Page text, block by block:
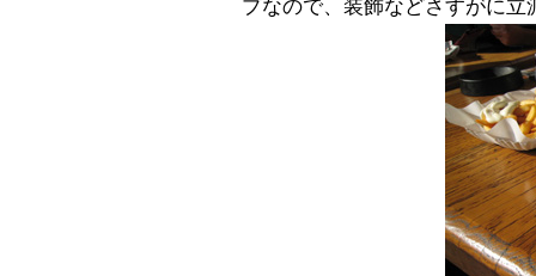
プなので、装飾などさすがに立